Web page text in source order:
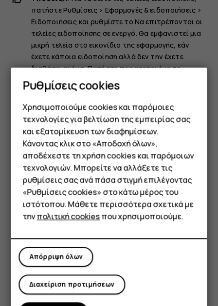
Smartphone
Τηλέφωνα απλής χρήσης
Tablet
πατήστεΡυθμίσεις > Εφαρμογές & ειδοποιήσεις >
Ειδοποιήσεις και ρυθμίστε το Να επιτρέπονται οι
τελείες ειδοποίησης σε ενεργό. Θα εμφανιστεί μια
μικρή τελεία στο εικονίδιο της εφαρμογής, εάν
έχετε κάποια ειδοποίηση αλλά δεν την έχετε
διαβάσει ακόμα. Πατήστε παρατεταμένα το
εικονίδιο για να δείτε τις διαθέσιμες επιλογές.
Μπορείτε να πατήσετε την ειδοποίηση για να την
ανοίξετε ή να σαρώσετε για να την παραβλέψετε.
Χρησιμοποιήστε τα εικονίδια ταχείας ρύθμισης
εικονίδια ταχείας ρύθμισης στον πίνακα ειδοποιήσεων.
Για να δείτε περισσότερα εικονίδια, σύρετε το μενού
προς τα κάτω.
Για να αλλάξετε τη διάταξη των εικονιδίων, πατήστε
, πατήστε παρατεταμένα ένα εικονίδιο και στη συνέχεια
σύρετέ το σε νέα θέση.
Ρυθμίσεις cookies
Χρησιμοποιούμε cookies και παρόμοιες
τεχνολογίες για βελτίωση της εμπειρίας σας
και εξατομίκευση των διαφημίσεων.
Κάνοντας κλικ στο «Αποδοχή όλων»,
αποδέχεστε τη χρήση cookies και παρόμοιων
τεχνολογιών. Μπορείτε να αλλάξετε τις
ρυθμίσεις σας ανά πάσα στιγμή επιλέγοντας
«Ρυθμίσεις cookies» στο κάτω μέρος του
ιστότοπου. Μάθετε περισσότερα σχετικά με
τηνπολιτική cookiesπου χρησιμοποιούμε.
Απόρριψη όλων
Διαχείριση προτιμήσεων